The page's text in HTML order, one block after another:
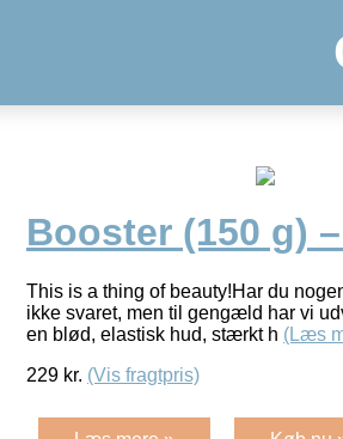
Booster (150 g)
This is a thing of beauty!Har du
ikke svaret, men til gengæld har vi
en blød, elastisk hud, stærkt h (Læs
229 kr. (Vis fragtpris)